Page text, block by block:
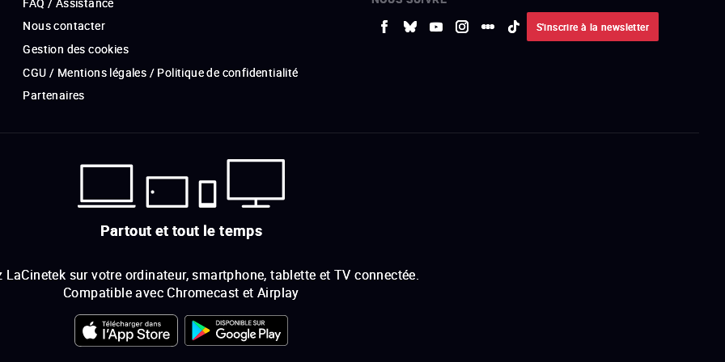
Nous contacter
Gestion des cookies
CGU / Mentions légales / Politique de confidentialité
Partenaires
S'inscrire à la newsletter
Partout et tout le temps
LaCinetek sur votre ordinateur, smartphone, tablette et TV connectée.
Compatible avec Chromecast et Airplay